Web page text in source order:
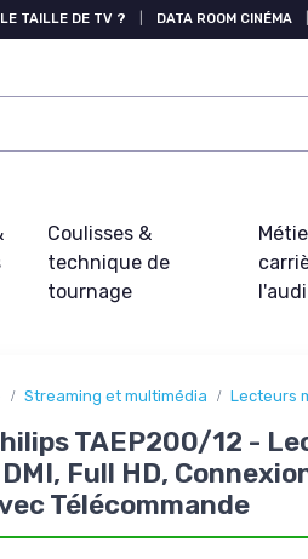
TAILLE DE TV ? DATA ROOM CINÉMA
Coulisses &
technique de
tournage
Streaming et multimédia Lecteurs
TAEP200/12 -
Full HD,
Télécommande